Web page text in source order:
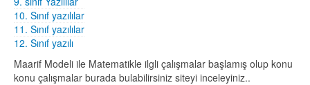
10. Sınıf yazılılar
11. Sınıf yazılılar
12. Sınıf yazılı
Maarif Modeli ile Matematikle ilgli çalışmalar başlamış olup konu
konu çalışmalar burada bulabilirsiniz siteyi inceleyiniz..